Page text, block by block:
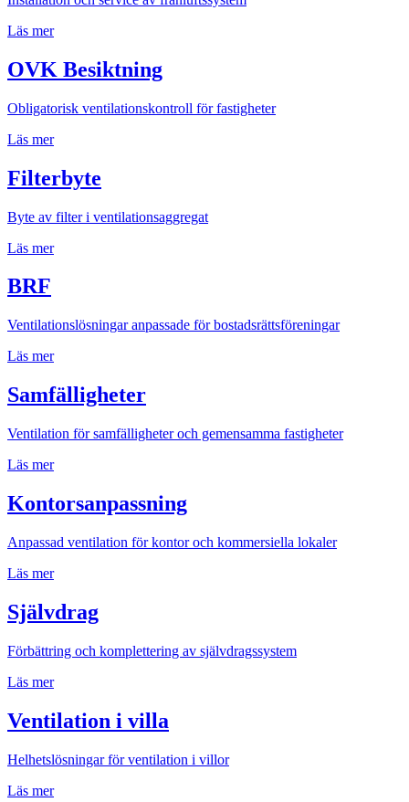
Läs mer
OVK Besiktning
Obligatorisk ventilationskontroll för fastigheter
Läs mer
Filterbyte
Byte av filter i ventilationsaggregat
Läs mer
BRF
Ventilationslösningar anpassade för bostadsrättsföreningar
Läs mer
Samfälligheter
Ventilation för samfälligheter och gemensamma fastigheter
Läs mer
Kontorsanpassning
Anpassad ventilation för kontor och kommersiella lokaler
Läs mer
Självdrag
Förbättring och komplettering av självdragssystem
Läs mer
Ventilation i villa
Helhetslösningar för ventilation i villor
Läs mer